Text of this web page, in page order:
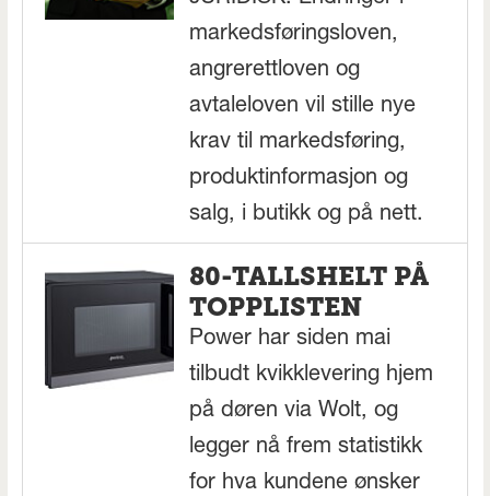
markedsføringsloven,
angrerettloven og
avtaleloven vil stille nye
krav til markedsføring,
produktinformasjon og
salg, i butikk og på nett.
80-TALLSHELT PÅ
TOPPLISTEN
Power har siden mai
tilbudt kvikklevering hjem
på døren via Wolt, og
legger nå frem statistikk
for hva kundene ønsker